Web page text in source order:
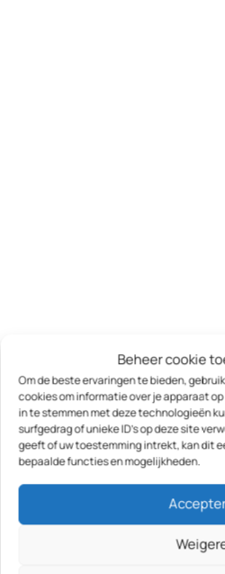
Beheer cookie
Om de beste ervaringen te bieden,
cookies om informatie over je apparaat
in te stemmen met deze technologieën
surfgedrag of unieke ID's op deze site
geeft of uw toestemming intrekt, kan dit
bepaalde functies en mogelijkheden.